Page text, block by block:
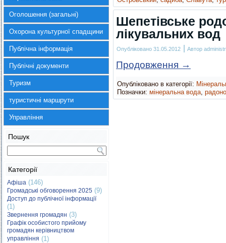
Оголошення (загальні)
Охорона культурної спадщини
Публічна інформація
Публічні документи
Туризм
туристичні маршрути
Управління
Пошук
Категорії
Афіша (146)
Громадські обговорення 2025 (9)
Доступ до публічної інформації
(1)
Звернення громадян (3)
Графік особистого прийому
громадян керівництвом
управління (1)
Шепетівське
лікувальних вод
Опубліковано 31.05.2012 | Автор
Продовження →
Опубліковано в категорії:
Позначки: мінеральна вода,